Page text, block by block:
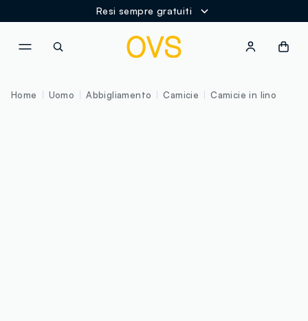
Resi sempre gratuiti
Home Uomo Abbigliamento Camicie Camicie in lino